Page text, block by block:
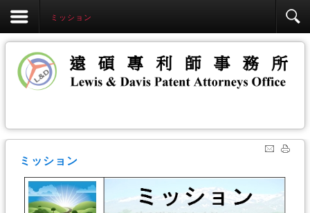
ミッション
ミッション